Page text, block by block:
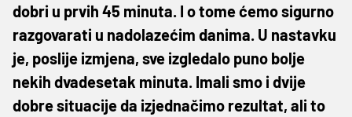
dobri u prvih 45 minuta. I o tome ćemo sigurno
razgovarati u nadolazećim danima. U nastavku
je, poslije izmjena, sve izgledalo puno bolje
nekih dvadesetak minuta. Imali smo i dvije
dobre situacije da izjednačimo rezultat, ali to